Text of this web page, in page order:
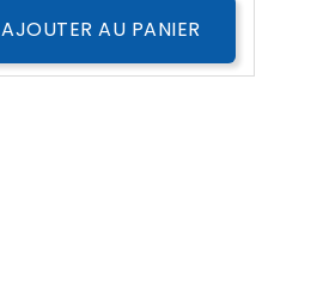
AJOUTER AU PANIER